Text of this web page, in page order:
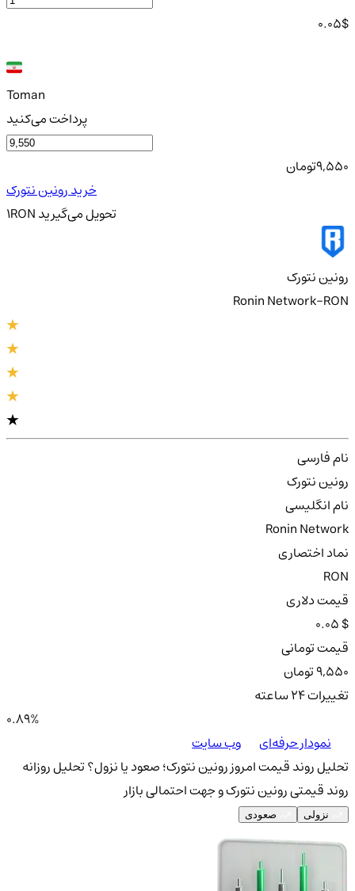
0.05$
Toman
پرداخت می‌کنید
9,550تومان
خرید رونین نتورک
1RON تحویلمی‌گیرید
رونین نتورک
Ronin Network-RON
نام فارسی
رونین نتورک
نام انگلیسی
Ronin Network
نماد اختصاری
RON
قیمت دلاری
0.05 $
قیمت تومانی
9,550 تومان
تغییرات ۲۴ ساعته
0.89%
نمودار حرفه‌ای
وب سایت
تحلیل روند قیمت امروز رونین نتورک؛ صعود یا نزول؟تحلیل روزانه
روند قیمتی رونین نتورک و جهت احتمالی بازار
نزولی صعودی